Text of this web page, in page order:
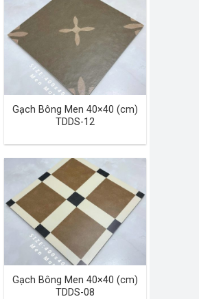
Gạch Bông Men 40×40 (cm)
TDDS-12
Gạch Bông Men 40×40 (cm)
TDDS-08